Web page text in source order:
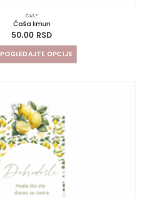
ČAŠE
Čaša limun
50.00 RSD
POGLEDAJTE OPCIJE